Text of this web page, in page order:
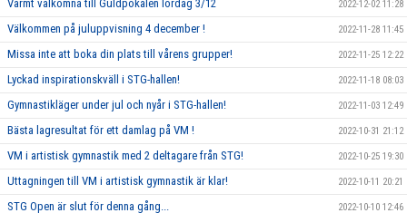
Varmt välkomna till Guldpokalen lördag 3/12 2022-12-02 11:28
Välkommen på juluppvisning 4 december ! 2022-11-28 11:45
Missa inte att boka din plats till vårens grupper! 2022-11-25 12:22
Lyckad inspirationskväll i STG-hallen! 2022-11-18 08:03
Gymnastikläger under jul och nyår i STG-hallen! 2022-11-03 12:49
Bästa lagresultat för ett damlag på VM ! 2022-10-31 21:12
VM i artistisk gymnastik med 2 deltagare från STG! 2022-10-25 19:30
Uttagningen till VM i artistisk gymnastik är klar! 2022-10-11 20:21
STG Open är slut för denna gång... 2022-10-10 12:46